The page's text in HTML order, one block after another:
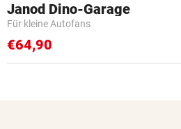
Janod Dino-Garage
Für kleine Autofans
€64,90